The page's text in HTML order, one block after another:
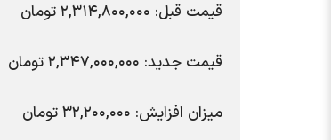
قیمت قبل: ۲,۳۱۴,۸۰۰,۰۰۰ تومان
قیمت جدید: ۲,۳۴۷,۰۰۰,۰۰۰ تومان
میزان افزایش: ۳۲,۲۰۰,۰۰۰ تومان